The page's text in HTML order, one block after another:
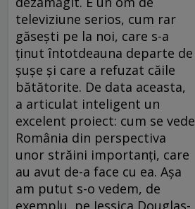
televiziune serios, cum rar
găseşti pe la noi, care s-a
ţinut întotdeauna departe de
şuşe şi care a refuzat căile
bătătorite. De data aceasta,
a articulat inteligent un
excelent proiect: cum se vede
România din perspectiva
unor străini importanţi, care
au avut de-a face cu ea. Aşa
am putut s-o vedem, de